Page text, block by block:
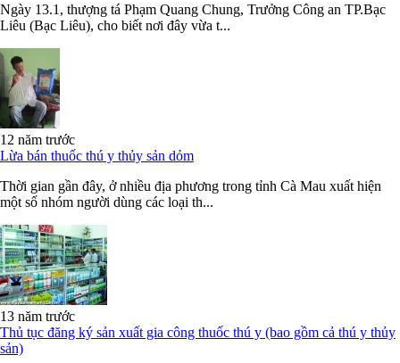
Ngày 13.1, thượng tá Phạm Quang Chung, Trưởng Công an TP.Bạc
Liêu (Bạc Liêu), cho biết nơi đây vừa t...
12 năm trước
Lừa bán thuốc thú y thủy sản dỏm
Thời gian gần đây, ở nhiều địa phương trong tỉnh Cà Mau xuất hiện
một số nhóm người dùng các loại th...
13 năm trước
Thủ tục đăng ký sản xuất gia công thuốc thú y (bao gồm cả thú y thủy
sản)